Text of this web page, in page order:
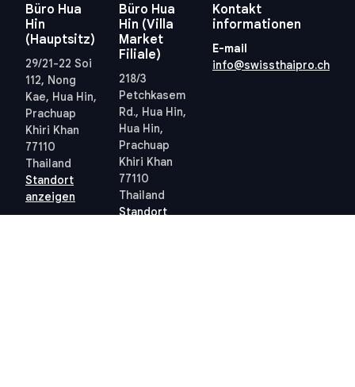
Büro Hua
Hin
(Hauptsitz)
29/21-22 Soi
112, Nong
Kae, Hua Hin,
Prachuap
Khiri Khan
77110
Thailand
Standort
anzeigen
Büro Hua
Hin (Villa
Market
Filiale)
218/3
Petchkasem
Rd., Hua Hin,
Hua Hin,
Prachuap
Khiri Khan
77110
Thailand
Standort
Kontakt
informationen
E-mail
info@swissthaipro.ch